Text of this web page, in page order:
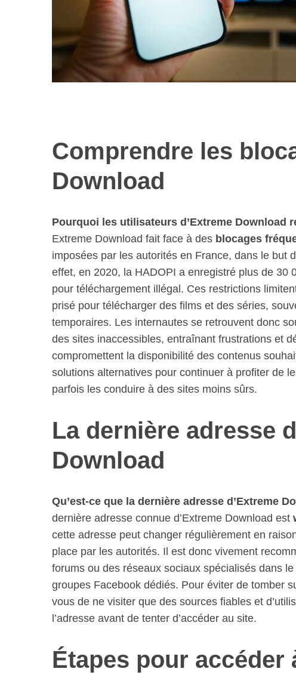
Comprendre les
Download
Pourquoi les utilisateurs d’Extreme Download
Extreme Download fait face à des blocages
imposées par les autorités en France, dans le but
effet, en 2020, la HADOPI a enregistré plus de 30
pour téléchargement illégal. Ces restrictions
prisé pour télécharger des films et des séries,
temporaires. Les internautes se retrouvent donc
des sites inaccessibles, entraînant frustrations et
compromettent la disponibilité des contenus
solutions alternatives pour continuer à profiter de
parfois les conduire à des sites moins sûrs.
La dernière adresse
Download
Qu’est-ce que la dernière adresse d’Extreme
dernière adresse connue d’Extreme Download est
cette adresse peut changer régulièrement en
place par les autorités. Il est donc vivement
forums ou des réseaux sociaux spécialisés dans
groupes Facebook dédiés. Pour éviter de tomber
vous de ne visiter que des sources fiables et
l’adresse avant de tenter d’accéder au site.
Étapes pour accéder
e
a
h